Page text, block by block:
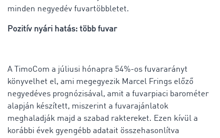
minden negyedév fuvartöbbletet.
Pozitív nyári hatás: több fuvar
A TimoCom a júliusi hónapra 54%-os fuvararányt
könyvelhet el, ami megegyezik Marcel Frings előző
negyedéves prognózisával, amit a fuvarpiaci barométer
alapján készített, miszerint a fuvarajánlatok
meghaladják majd a szabad raktereket. Ezen kívül a
korábbi évek gyengébb adatait összehasonlítva